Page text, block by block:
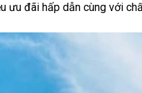
ưu đãi hấp dẫn cùng với